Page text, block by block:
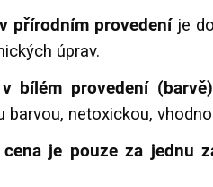
v přírodním provedeníje
úprav.
v bílém provedení (barvě)
barvou, netoxickou,
cena je pouze za jednu